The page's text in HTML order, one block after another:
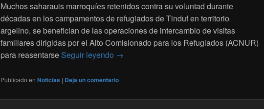
Muchos saharauis marroquíes retenidos contra su voluntad durante
décadas en los campamentos de refugiados de Tinduf en territorio
argelino, se benefician de las operaciones de intercambio de visitas
familiares dirigidas por el Alto Comisionado para los Refugiados (ACNUR)
para reasentarse Seguir leyendo Diez saharauis de Tinduf cambiàn de bando
→
Publicado en Noticias | Deja un comentario